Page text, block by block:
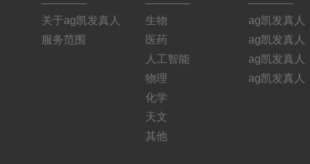
关于ag凯发真人
服务范围
生物
医药
人工智能
物理
化学
天文
其他
ag凯发真人
ag凯发真人
ag凯发真人
ag凯发真人